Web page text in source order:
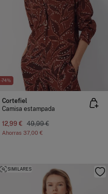
-74%
Cortefiel
Camisa estampada
12,99 € 49,99 €
Ahorras 37,00 €
SIMILARES